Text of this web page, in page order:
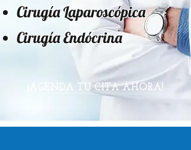
Cirugía Laparoscópica
Cirugía Endócrina
¡AGENDA TU CITA AHORA!